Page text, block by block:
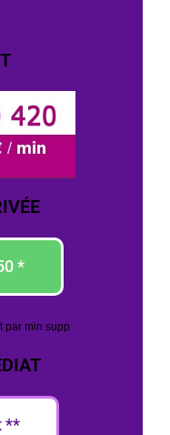
*
par min supp
**